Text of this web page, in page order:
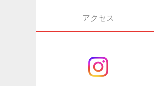
アクセス